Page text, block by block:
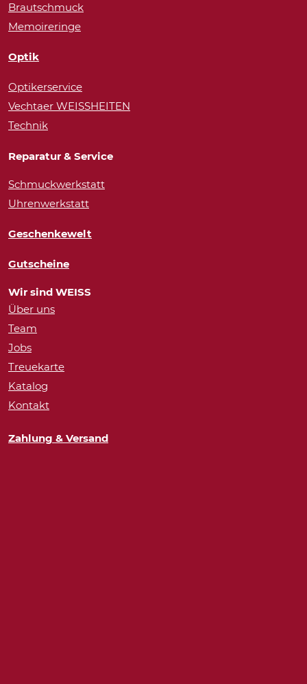
Brautschmuck
Memoireringe
Optik
Optikerservice
Vechtaer WEISSHEITEN
Technik
Reparatur & Service
Schmuckwerkstatt
Uhrenwerkstatt
Geschenkewelt
Gutscheine
Wir sind WEISS
Über uns
Team
Jobs
Treuekarte
Katalog
Kontakt
Zahlung & Versand